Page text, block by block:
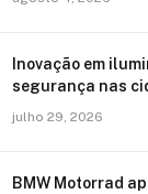
Inovação em
segurança nas
julho 29, 2026
BMW Motorrad